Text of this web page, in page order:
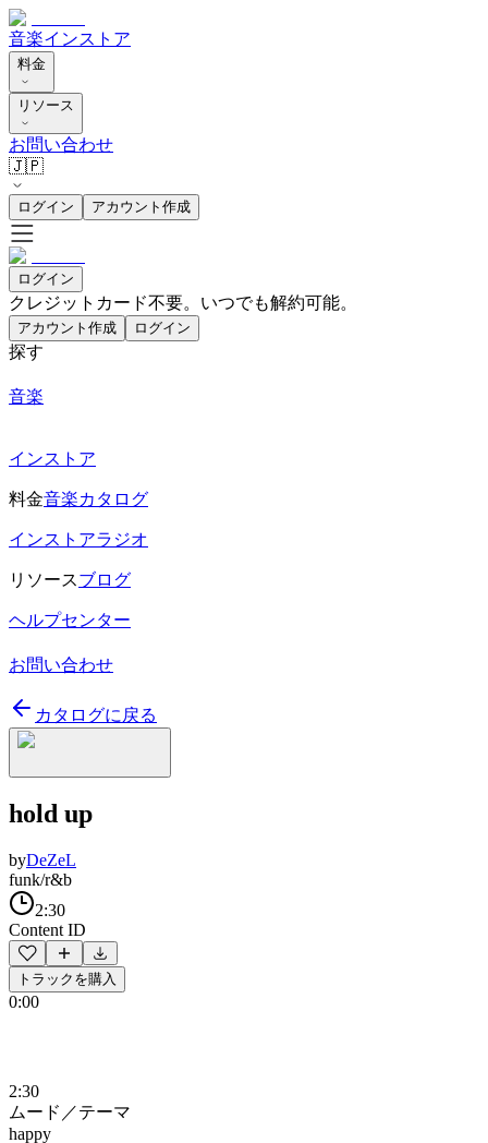
音楽インストア
料金
リソース
お問い合わせ
🇯🇵
ログイン アカウント作成
ログイン
クレジットカード不要。いつでも解約可能。
アカウント作成 ログイン
探す
音楽
インストア
料金音楽カタログ
インストアラジオ
リソースブログ
ヘルプセンター
お問い合わせ
カタログに戻る
hold up
byDeZeL
funk/r&b
2:30
Content ID
トラックを購入
0:00
2:30
ムード／テーマ
happy